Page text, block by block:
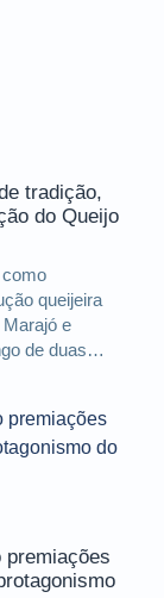
tradição,
do Queijo
queijeira
e
de duas
premiações